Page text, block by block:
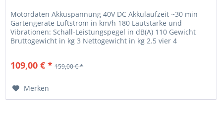
Motordaten Akkuspannung 40V DC Akkulaufzeit ~30 min
Gartengeräte Luftstrom in km/h 180 Lautstärke und
Vibrationen: Schall-Leistungspegel in dB(A) 110 Gewicht
Bruttogewicht in kg 3 Nettogewicht in kg 2.5 vier 4
109,00 € * 159,00 € *
Merken